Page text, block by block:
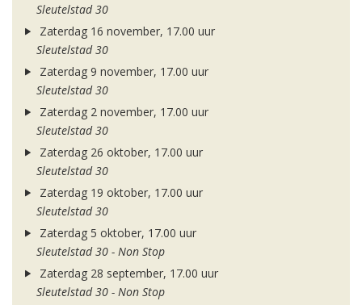
Sleutelstad 30
Zaterdag 16 november, 17.00 uur
Sleutelstad 30
Zaterdag 9 november, 17.00 uur
Sleutelstad 30
Zaterdag 2 november, 17.00 uur
Sleutelstad 30
Zaterdag 26 oktober, 17.00 uur
Sleutelstad 30
Zaterdag 19 oktober, 17.00 uur
Sleutelstad 30
Zaterdag 5 oktober, 17.00 uur
Sleutelstad 30 - Non Stop
Zaterdag 28 september, 17.00 uur
Sleutelstad 30 - Non Stop